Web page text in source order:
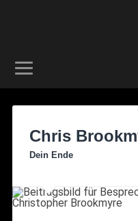
Chris
Dein Ende